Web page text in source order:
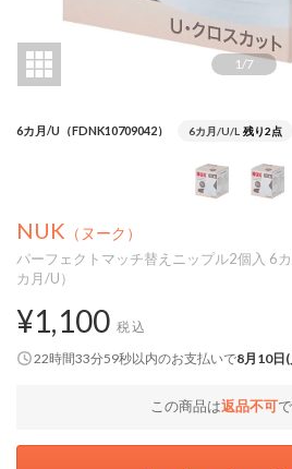
1 /7
6カ月/U（FDNK10709042） 6カ月/U/L 残り2点
NUK （ヌーク）
パーフェクトマッチ替えニップル2個入 6
カ月/U）
¥1,100 税込
22時間33分58秒以内のお支払いで8月10日
この商品は返品不可